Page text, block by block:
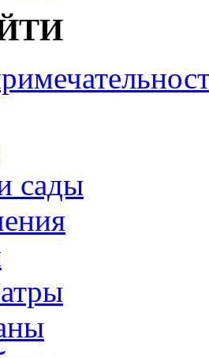
сады